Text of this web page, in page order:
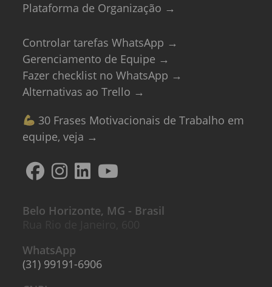
Plataforma de Organização →
Controlar tarefas WhatsApp →
Gerenciamento de Equipe →
Fazer checklist no WhatsApp →
Alternativas ao Trello →
30 Frases Motivacionais de Trabalho em
equipe, veja →
Belo Horizonte, MG - Brasil
WhatsApp
(31) 99191-6906